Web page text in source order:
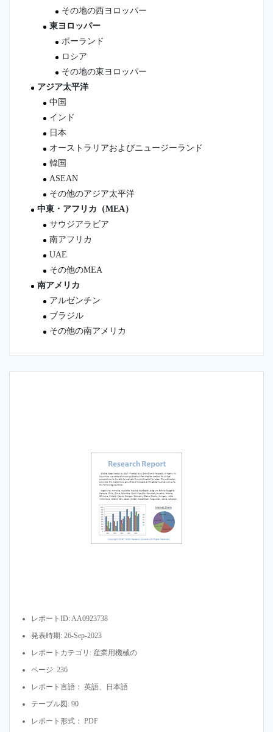
その地の西ヨロッパー
東ヨロッパー
ポーランド
ロシア
その地の東ヨロッパー
アジア太平洋
中国
インド
日本
オーストラリアおよびニュージーランド
韓国
ASEAN
その他のアジア太平洋
中東・アフリカ（MEA）
サウジアラビア
南アフリカ
UAE
その他のMEA
南アメリカ
アルゼンチン
ブラジル
その他の南アメリカ
レポートID: AA0923738
発表時期: 26-Sep-2023
レポートカテゴリ: 産業用機械の
ページ: 236
レポート言語： 英語、日本語
テーブル図: 90
レポート形式： PDF